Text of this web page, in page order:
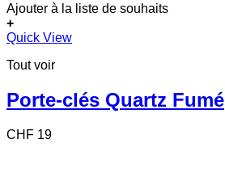
Ajouter à la liste de souhaits
+
Quick View
Tout voir
Porte-clés Quartz Fumé
CHF 19